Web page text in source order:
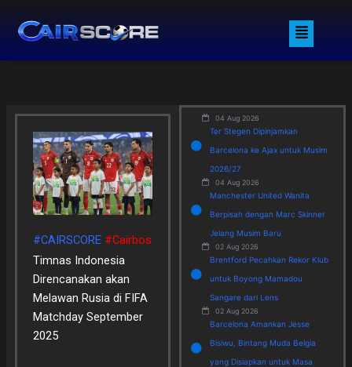
content
Menu
#CAIRSCORE #Cairbos
Timnas Indonesia
Direncanakan akan
Melawan Rusia di FIFA
Matchday September
2025
04 Aug 2026
Ter Stegen Dipinjamkan
Barcelona ke Ajax untuk Musim
2026/27
04 Aug 2026
Manchester United Wanita
Berpisah dengan Marc Skinner
Jelang Musim Baru
02 Aug 2026
Brentford Pecahkan Rekor Klub
untuk Boyong Mamadou
Sangare dari Lens
02 Aug 2026
Barcelona Amankan Jesse
Bisiwu, Bintang Muda Belgia
yang Disiapkan untuk Masa